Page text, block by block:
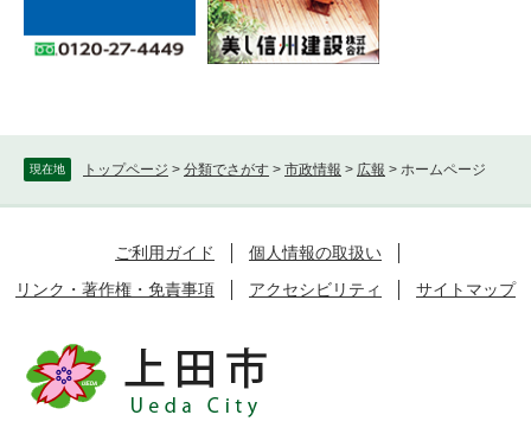
現在地 トップページ > 分類でさがす > 市政情報 > 広報 > ホームページ
ご利用ガイド
個人情報の取扱い
リンク・著作権・免責事項
アクセシビリティ サイトマップ